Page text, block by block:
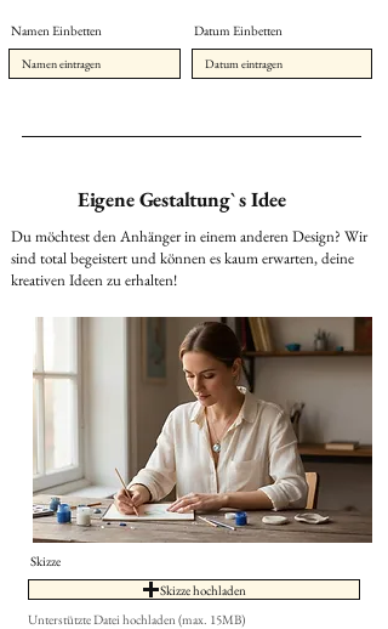
Namen Einbetten Datum Einbetten
Eigene Gestaltung` s Idee
Du möchtest den Anhänger in einem anderen Design? Wir
sind total begeistert und können es kaum erwarten, deine
kreativen Ideen zu erhalten!
Skizze
Skizze hochladen
Unterstützte Datei hochladen (max. 15MB)